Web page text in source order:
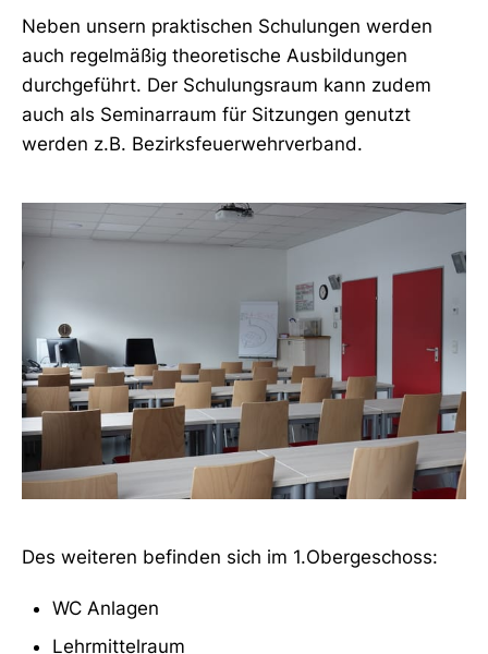
Neben unsern praktischen Schulungen werden
auch regelmäßig theoretische Ausbildungen
durchgeführt. Der Schulungsraum kann zudem
auch als Seminarraum für Sitzungen genutzt
werden z.B. Bezirksfeuerwehrverband.
Des weiteren befinden sich im 1.Obergeschoss:
WC Anlagen
Lehrmittelraum